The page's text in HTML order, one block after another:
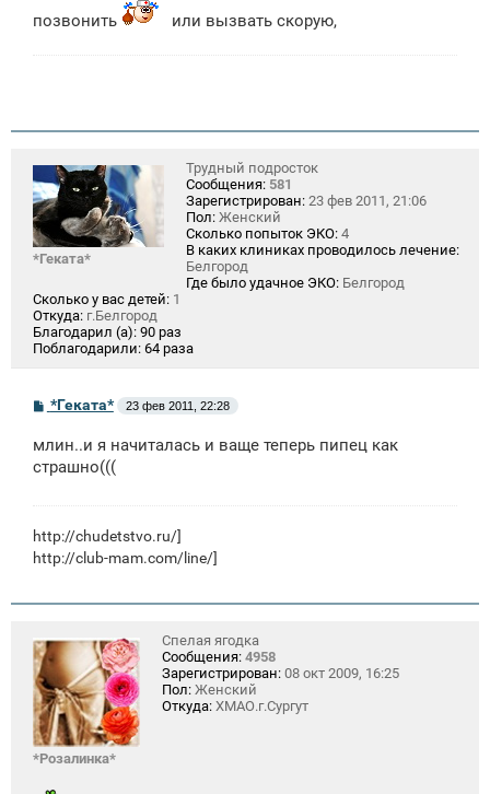
позвонить
или вызвать скорую,
*Геката*
Трудный подросток
Сообщения: 581
Зарегистрирован: 23 фев 2011, 21:06
Пол: Женский
Сколько попыток ЭКО: 4
В каких клиниках проводилось лечение:
Белгород
Где было удачное ЭКО: Белгород
Сколько у вас детей: 1
Откуда: г.Белгород
Благодарил (а): 90 раз
Поблагодарили: 64 раза
С
б
щ
е
*Геката* 23 фев 2011, 22:28
млин..и я начиталась и ваще теперь пипец как
страшно(((
http://chudetstvo.ru/]
http://club-mam.com/line/]
*Розалинка*
Спелая ягодка
Сообщения: 4958
Зарегистрирован: 08 окт 2009, 16:25
Пол: Женский
Откуда: ХМАО.г.Сургут